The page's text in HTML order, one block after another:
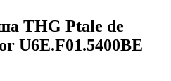
THG Ptale de
U6E.F01.5400BE